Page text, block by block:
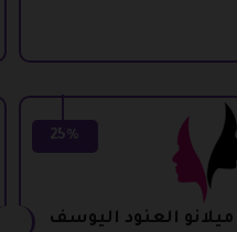
25%
العنود اليوسف